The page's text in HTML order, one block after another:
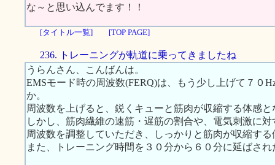
な～と思い込んでます！！
[タイトル一覧] [TOP PAGE]
236. トレーニングが軌道に乗ってきましたね
うらんさん、こんばんは。
EMSモード時の周波数(FERQ)は、もう少し上げて７０
か。
周波数を上げると、鋭くキューと筋肉が収縮する体感と
しかし、筋肉繊維の速筋・遅筋の割合や、電気刺激に
周波数を調整していただき、しっかりと筋肉が収縮す
また、トレーニング時間を３０分から６０分に延ばさ